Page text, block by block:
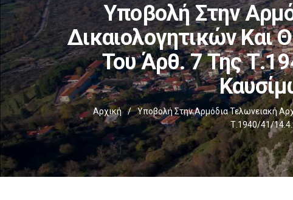
Υποβολή Στην
Δικαιολογητικών Και
Του Άρθ. 7 Της
Αρχική /
Υποβολή Στην Αρμόδια Τελωνειακή
Τ.1940/41/